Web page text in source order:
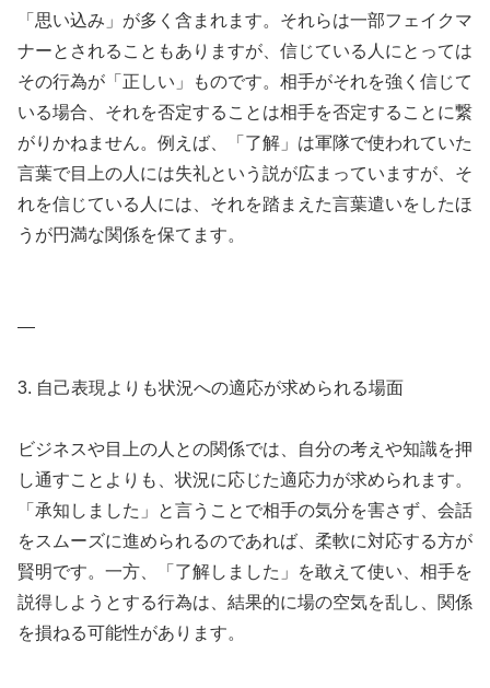
「思い込み」が多く含まれます。それらは一部フェイクマ
ナーとされることもありますが、信じている人にとっては
その行為が「正しい」ものです。相手がそれを強く信じて
いる場合、それを否定することは相手を否定することに繋
がりかねません。例えば、「了解」は軍隊で使われていた
言葉で目上の人には失礼という説が広まっていますが、そ
れを信じている人には、それを踏まえた言葉遣いをしたほ
うが円満な関係を保てます。
—
3. 自己表現よりも状況への適応が求められる場面
ビジネスや目上の人との関係では、自分の考えや知識を押
し通すことよりも、状況に応じた適応力が求められます。
「承知しました」と言うことで相手の気分を害さず、会話
をスムーズに進められるのであれば、柔軟に対応する方が
賢明です。一方、「了解しました」を敢えて使い、相手を
説得しようとする行為は、結果的に場の空気を乱し、関係
を損ねる可能性があります。